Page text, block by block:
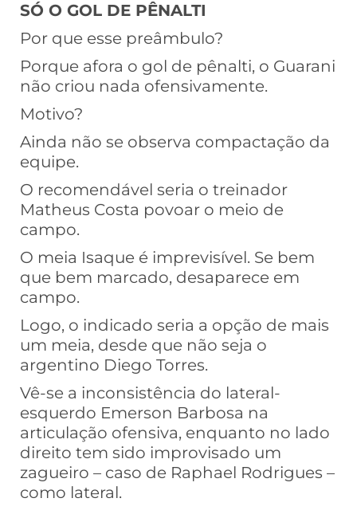
SÓ O GOL DE PÊNALTI
Por que esse preâmbulo?
Porque afora o gol de pênalti, o Guarani
não criou nada ofensivamente.
Motivo?
Ainda não se observa compactação da
equipe.
O recomendável seria o treinador
Matheus Costa povoar o meio de
campo.
O meia Isaque é imprevisível. Se bem
que bem marcado, desaparece em
campo.
Logo, o indicado seria a opção de mais
um meia, desde que não seja o
argentino Diego Torres.
Vê-se a inconsistência do lateral-
esquerdo Emerson Barbosa na
articulação ofensiva, enquanto no lado
direito tem sido improvisado um
zagueiro – caso de Raphael Rodrigues –
como lateral.